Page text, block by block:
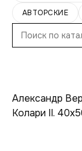
АВТОРСКИЕ
Александр
Колари II.